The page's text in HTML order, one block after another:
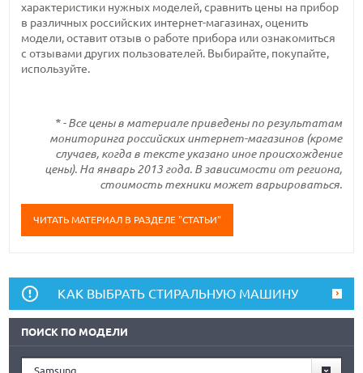
характеристики нужных моделей, сравнить цены на прибор
в различных российских интернет-магазинах, оценить
модели, оставит отзыв о работе прибора или ознакомиться
с отзывами других пользователей. Выбирайте, покупайте,
используйте.
* - Все цены в материале приведены по результатам
мониторинга российских интернет-магазинов (кроме
случаев, когда в тексте указано иное происхождение
цены). На январь 2013 года. В зависимости от региона,
стоимость техники может варьироваться.
ЧИТАТЬ МАТЕРИАЛ В РАЗДЕЛЕ "СТАТЬИ"
КАК ВЫБРАТЬ СТИРАЛЬНУЮ МАШИНУ
ПОИСК ПО МОДЕЛИ
Samsung